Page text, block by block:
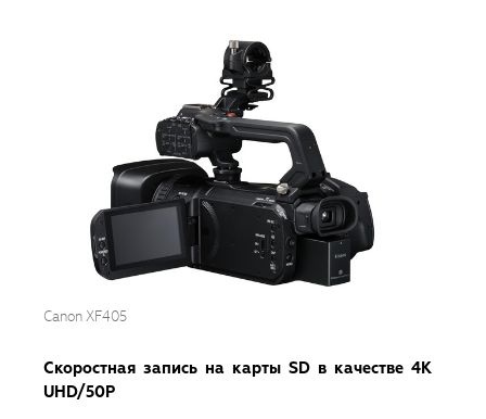
Canon XF405
Скоростная запись на карты SD в качестве 4K
UHD/50P